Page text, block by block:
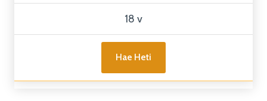
18 v
Hae Heti